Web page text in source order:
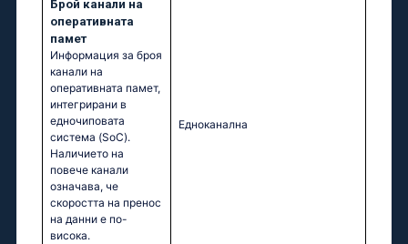
Брой канали на
оперативната
памет
Информация за броя
канали на
оперативната памет,
интегрирани в
едночиповата
система (SoC).
Наличието на
повече канали
означава, че
скоростта на пренос
на данни е по-
висока.
Едноканална